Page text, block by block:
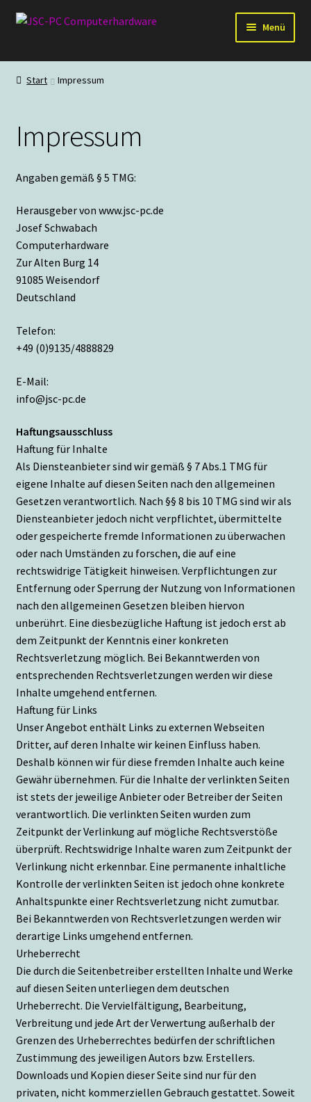
Zur
Zum
Menü
Hardware
Staubschutz
Outlet
Start Impressum
Impressum
Angaben gemäß § 5 TMG:
Herausgeber von www.jsc-pc.de
Josef Schwabach
Computerhardware
Zur Alten Burg 14
91085 Weisendorf
Deutschland
Telefon:
+49 (0)9135/4888829
E-Mail:
info@jsc-pc.de
Haftungsausschluss
Haftung für Inhalte
Als Diensteanbieter sind wir gemäß § 7 Abs.1 TMG für
eigene Inhalte auf diesen Seiten nach den allgemeinen
Gesetzen verantwortlich. Nach §§ 8 bis 10 TMG sind wir als
Diensteanbieter jedoch nicht verpflichtet, übermittelte
oder gespeicherte fremde Informationen zu überwachen
oder nach Umständen zu forschen, die auf eine
rechtswidrige Tätigkeit hinweisen. Verpflichtungen zur
Entfernung oder Sperrung der Nutzung von Informationen
nach den allgemeinen Gesetzen bleiben hiervon
unberührt. Eine diesbezügliche Haftung ist jedoch erst ab
dem Zeitpunkt der Kenntnis einer konkreten
Rechtsverletzung möglich. Bei Bekanntwerden von
entsprechenden Rechtsverletzungen werden wir diese
Inhalte umgehend entfernen.
Haftung für Links
Unser Angebot enthält Links zu externen Webseiten
Dritter, auf deren Inhalte wir keinen Einfluss haben.
Deshalb können wir für diese fremden Inhalte auch keine
Gewähr übernehmen. Für die Inhalte der verlinkten Seiten
ist stets der jeweilige Anbieter oder Betreiber der Seiten
verantwortlich. Die verlinkten Seiten wurden zum
Zeitpunkt der Verlinkung auf mögliche Rechtsverstöße
überprüft. Rechtswidrige Inhalte waren zum Zeitpunkt der
Verlinkung nicht erkennbar. Eine permanente inhaltliche
Kontrolle der verlinkten Seiten ist jedoch ohne konkrete
Anhaltspunkte einer Rechtsverletzung nicht zumutbar.
Bei Bekanntwerden von Rechtsverletzungen werden wir
derartige Links umgehend entfernen.
Urheberrecht
Die durch die Seitenbetreiber erstellten Inhalte und Werke
auf diesen Seiten unterliegen dem deutschen
Urheberrecht. Die Vervielfältigung, Bearbeitung,
Verbreitung und jede Art der Verwertung außerhalb der
Grenzen des Urheberrechtes bedürfen der schriftlichen
Zustimmung des jeweiligen Autors bzw. Erstellers.
Downloads und Kopien dieser Seite sind nur für den
privaten, nicht kommerziellen Gebrauch gestattet. Soweit